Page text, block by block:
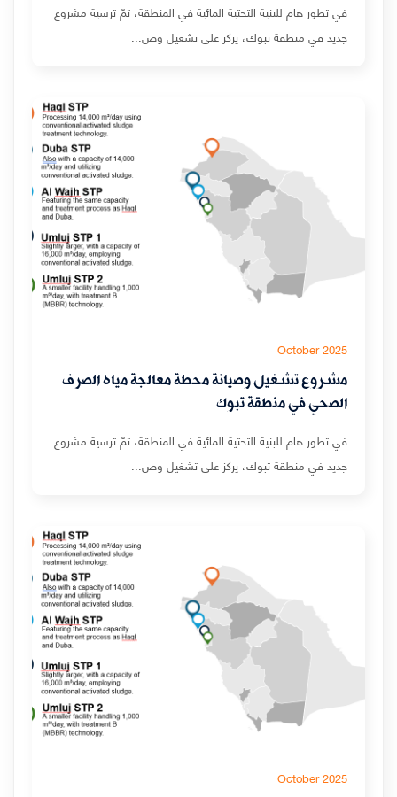
في تطور هام للبنية التحتية المائية في المنطقة، تمّ ترسية مشروع
جديد في منطقة تبوك، يركز على تشغيل وص...
October 2025
مشروع تشغيل وصيانة محطة معالجة مياه الصرف
الصحي في منطقة تبوك
في تطور هام للبنية التحتية المائية في المنطقة، تمّ ترسية مشروع
جديد في منطقة تبوك، يركز على تشغيل وص...
October 2025